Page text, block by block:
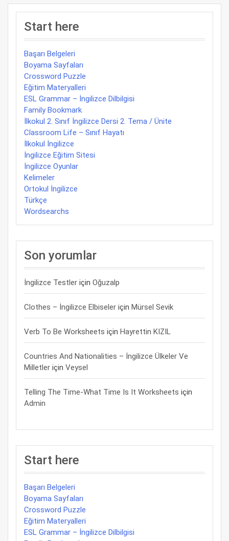
Start here
Başarı Belgeleri
Boyama Sayfaları
Crossword Puzzle
Eğitim Materyalleri
ESL Grammar – İngilizce Dilbilgisi
Family Bookmark
İlkokul 2. Sınıf İngilizce Dersi 2. Tema / Ünite
Classroom Life – Sınıf Hayatı
İlkokul İngilizce
İngilizce Eğitim Sitesi
İngilizce Oyunlar
Kelimeler
Ortokul İngilizce
Türkçe
Wordsearchs
Son yorumlar
İngilizce Testler için Oğuzalp
Clothes – İngilizce Elbiseler için Mürsel Sevik
Verb To Be Worksheets için Hayrettin KIZIL
Countries And Nationalities – İngilizce Ülkeler Ve
Milletler için Veysel
Telling The Time-What Time Is It Worksheets için
Admin
Start here
Başarı Belgeleri
Boyama Sayfaları
Crossword Puzzle
Eğitim Materyalleri
ESL Grammar – İngilizce Dilbilgisi